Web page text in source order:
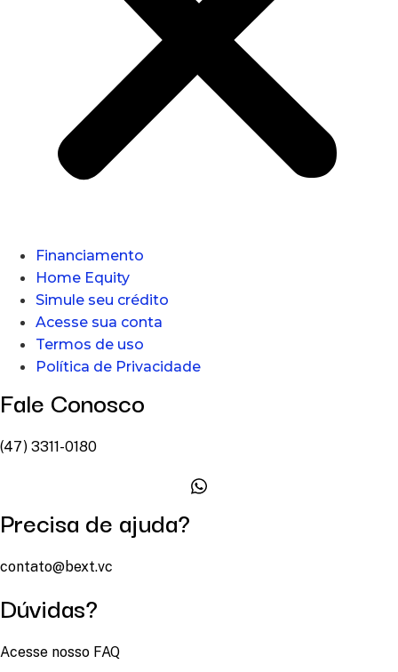
Financiamento
Home Equity
Simule seu crédito
Acesse sua conta
Termos de uso
Política de Privacidade
Fale Conosco
(47) 3311-0180
Precisa de ajuda?
contato@bext.vc
Dúvidas?
Acesse nosso FAQ